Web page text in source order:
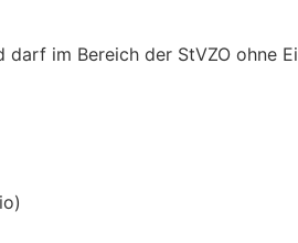
im Bereich der StVZO ohne